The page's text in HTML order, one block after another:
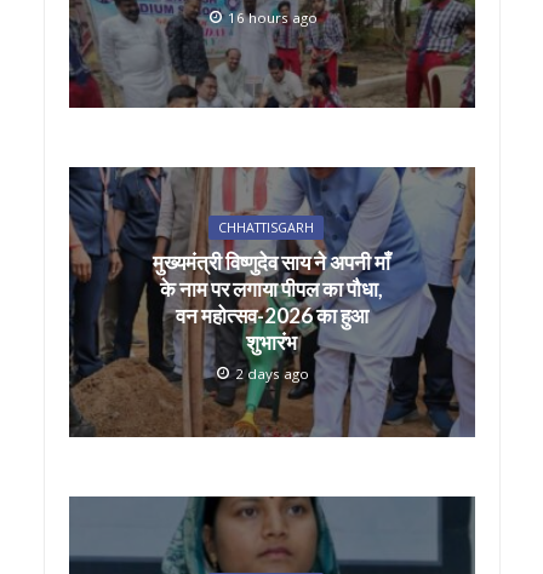
16 hours ago
CHHATTISGARH
मुख्यमंत्री विष्णुदेव साय ने अपनी माँ
के नाम पर लगाया पीपल का पौधा,
वन महोत्सव-2026 का हुआ
शुभारंभ
2 days ago